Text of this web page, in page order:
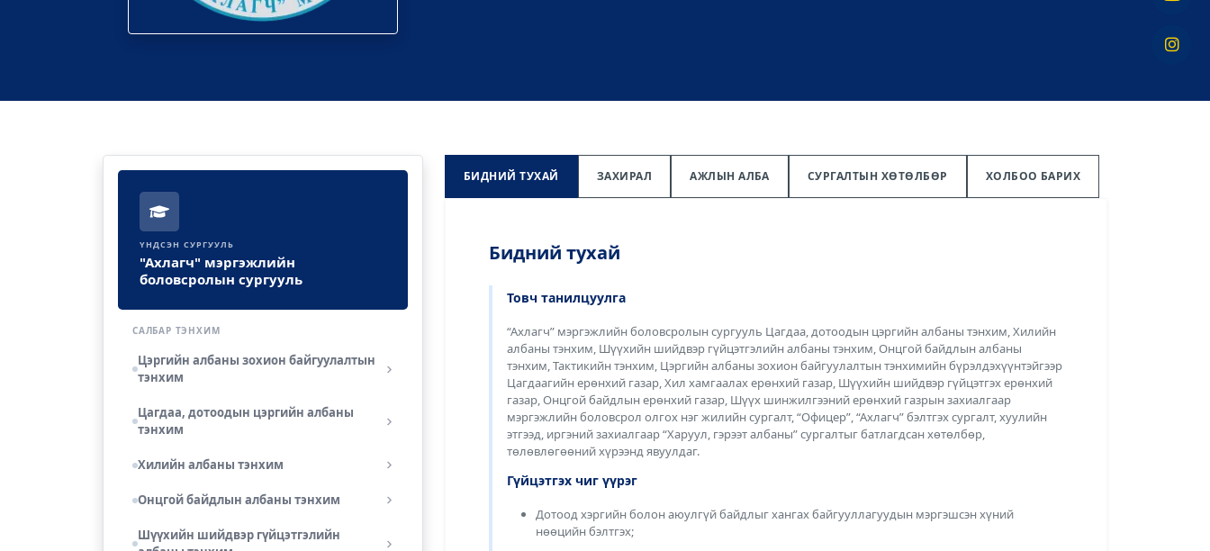
ҮНДСЭН СУРГУУЛЬ
"Ахлагч" мэргэжлийн
боловсролын сургууль
САЛБАР ТЭНХИМ
Цэргийн албаны зохион байгуулалтын
тэнхим
Цагдаа, дотоодын цэргийн албаны
тэнхим
Хилийн албаны тэнхим
Онцгой байдлын албаны тэнхим
Шүүхийн шийдвэр гүйцэтгэлийн
БИДНИЙ ТУХАЙ ЗАХИРАЛ АЖЛЫН АЛБА СУРГАЛТЫН ХӨТӨЛБӨР ХОЛБОО БАРИХ
Бидний тухай
Товч танилцуулга
“Ахлагч” мэргэжлийн боловсролын сургууль Цагдаа, дотоодын цэргийн албаны тэнхим, Хилийн
албаны тэнхим, Шүүхийн шийдвэр гүйцэтгэлийн албаны тэнхим, Онцгой байдлын албаны
тэнхим, Тактикийн тэнхим, Цэргийн албаны зохион байгуулалтын тэнхимийн бүрэлдэхүүнтэйгээр
Цагдаагийн ерөнхий газар, Хил хамгаалах ерөнхий газар, Шүүхийн шийдвэр гүйцэтгэх ерөнхий
газар, Онцгой байдлын ерөнхий газар, Шүүх шинжилгээний ерөнхий газрын захиалгаар
мэргэжлийн боловсрол олгох нэг жилийн сургалт, “Офицер”, “Ахлагч” бэлтгэх сургалт, хуулийн
этгээд, иргэний захиалгаар “Харуул, гэрээт албаны” сургалтыг батлагдсан хөтөлбөр,
төлөвлөгөөний хүрээнд явуулдаг.
Гүйцэтгэх чиг үүрэг
Дотоод хэргийн болон аюулгүй байдлыг хангах байгууллагуудын мэргэшсэн хүний
нөөцийн бэлтгэх;